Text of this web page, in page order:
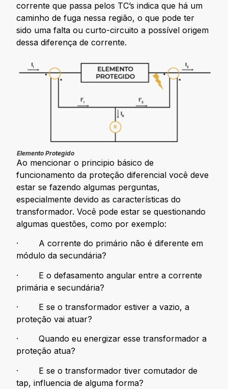
corrente que passa pelos TC’s indica que há um
caminho de fuga nessa região, o que pode ter
sido uma falta ou curto-circuito a possível origem
dessa diferença de corrente.
Elemento Protegido
Ao mencionar o principio básico de
funcionamento da proteção diferencial você deve
estar se fazendo algumas perguntas,
especialmente devido as características do
transformador. Você pode estar se questionando
algumas questões, como por exemplo:
· A corrente do primário não é diferente em
módulo da secundária?
· E o defasamento angular entre a corrente
primária e secundária?
· E se o transformador estiver a vazio, a
proteção vai atuar?
· Quando eu energizar esse transformador a
proteção atua?
· E se o transformador tiver comutador de
tap, influencia de alguma forma?